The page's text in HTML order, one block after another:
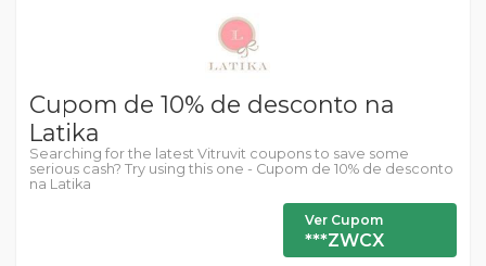
Cupom de 10% de desconto na
Latika
Searching for the latest Vitruvit coupons to save some
serious cash? Try using this one - Cupom de 10% de desconto
na Latika
Ver Cupom
***ZWCX